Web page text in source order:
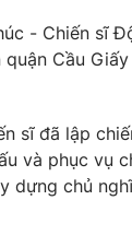
lai
- Chiến sĩ
Cầu
sĩ đã lập
và phục vụ
dựng chủ